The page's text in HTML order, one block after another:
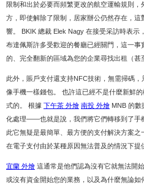
限制和出於必要而頻繁更改的航空運輸規則
方，即使解除了限制，居家辦公仍然存在，
響。 BKIK 總裁 Elek Nagy 在接受采訪時表示
布達佩斯許多受歡迎的餐廳已經關門，這一
的、完全翻新的區域為您的企業尋找出租（
此外，賬戶支付還支持NFC技術，無需掃碼
像手機一樣錢包。 也許這已經不是什麼新鮮
式的。 根據 下午茶 外燴 南投 外燴 MNB 的數
化處理——也就是說，我們將它們轉移到了手
此它無疑是最簡單、最方便的支付解決方案
在電子支付由於某種原因無法普及的情況下提
宜蘭 外燴 這通常是他們認為沒有它就無法開
或沒有資金開始您的業務，以及為什麼無論如